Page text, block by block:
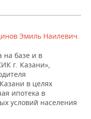
Эмиль Наилевич.
на базе и в
г. Казани»,
в целях
ипотека в
условий населения